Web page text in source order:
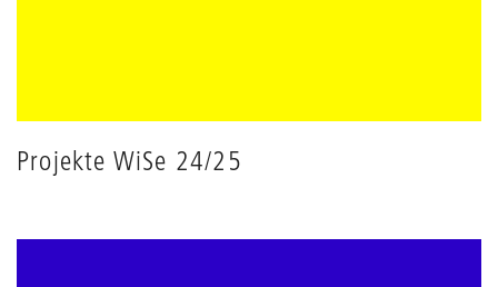
Projekte WiSe 24/25